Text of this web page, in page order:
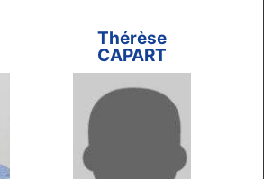
Thérèse
CAPART